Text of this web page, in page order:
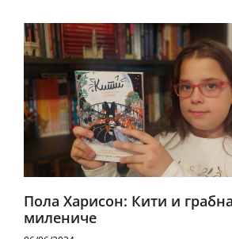
Пола Харисон: Кити и
милениче